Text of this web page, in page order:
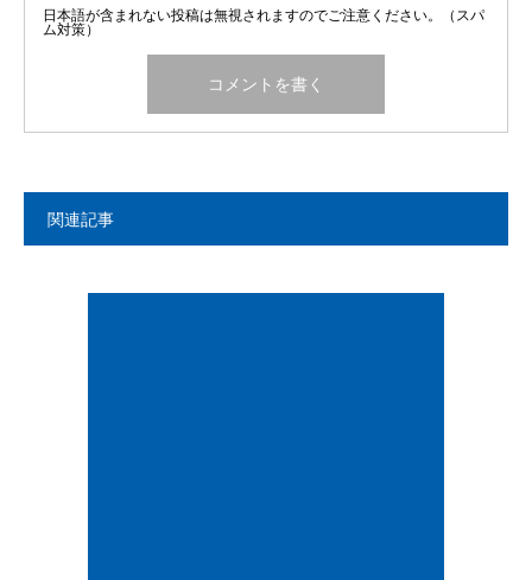
日本語が含まれない投稿は無視されますのでご注意ください。（スパ
ム対策）
関連記事